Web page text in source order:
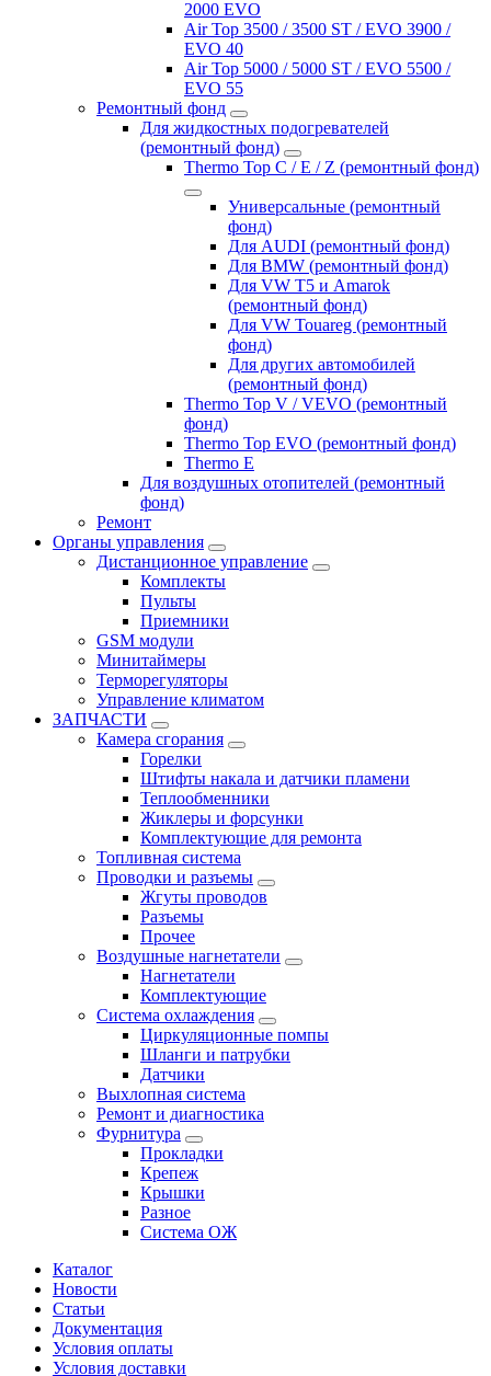
2000 EVO
Air Top 3500 / 3500 ST / EVO 3900 /
EVO 40
Air Top 5000 / 5000 ST / EVO 5500 /
EVO 55
Ремонтный фонд
Для жидкостных подогревателей
(ремонтный фонд)
Thermo Top C / E / Z (ремонтный фонд)
Универсальные (ремонтный
фонд)
Для AUDI (ремонтный фонд)
Для BMW (ремонтный фонд)
Для VW T5 и Amarok
(ремонтный фонд)
Для VW Touareg (ремонтный
фонд)
Для других автомобилей
(ремонтный фонд)
Thermo Top V / VEVO (ремонтный
фонд)
Thermo Top EVO (ремонтный фонд)
Thermo E
Для воздушных отопителей (ремонтный
фонд)
Ремонт
Органы управления
Дистанционное управление
Комплекты
Пульты
Приемники
GSM модули
Минитаймеры
Терморегуляторы
Управление климатом
ЗАПЧАСТИ
Камера сгорания
Горелки
Штифты накала и датчики пламени
Теплообменники
Жиклеры и форсунки
Комплектующие для ремонта
Топливная система
Проводки и разъемы
Жгуты проводов
Разъемы
Прочее
Воздушные нагнетатели
Нагнетатели
Комплектующие
Система охлаждения
Циркуляционные помпы
Шланги и патрубки
Датчики
Выхлопная система
Ремонт и диагностика
Фурнитура
Прокладки
Крепеж
Крышки
Разное
Система ОЖ
Каталог
Новости
Статьи
Документация
Условия оплаты
Условия доставки